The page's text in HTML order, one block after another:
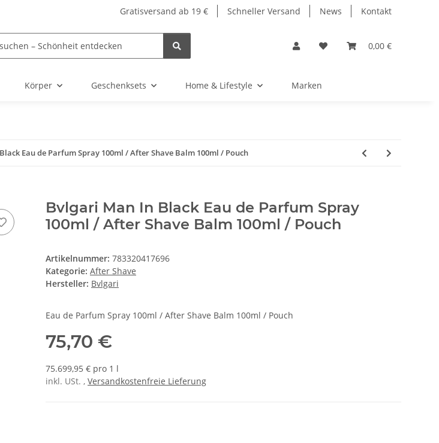
Gratisversand ab 19 € Schneller Versand News Kontakt
0,00 €
Körper Geschenksets Home & Lifestyle Marken
Eau de Parfum Spray 100ml / After Shave Balm 100ml / Pouch
Bvlgari Man In Black Eau de Parfum Spray
100ml / After Shave Balm 100ml / Pouch
Artikelnummer: 783320417696
Kategorie: After Shave
Hersteller: Bvlgari
Eau de Parfum Spray 100ml / After Shave Balm 100ml / Pouch
75,70 €
75.699,95 € pro 1 l
inkl. USt. , Versandkostenfreie Lieferung